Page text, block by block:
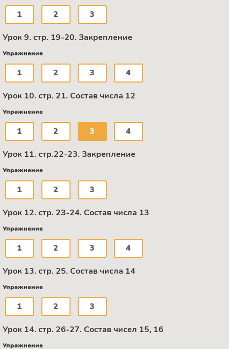
1 2 3
Урок 9. стр. 19-20. Закрепление
Упражнение
1 2 3 4
Урок 10. стр. 21. Состав числа 12
Упражнение
1 2 3 4
Урок 11. стр.22-23. Закрепление
Упражнение
1 2 3
Урок 12. стр. 23-24. Состав числа 13
Упражнение
1 2 3 4
Урок 13. стр. 25. Состав числа 14
Упражнение
1 2 3
Урок 14. стр. 26-27. Состав чисел 15, 16
Упражнение